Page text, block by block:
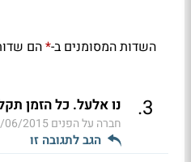
השדות המסומנים ב-*הם
3
. נו אלעל. כל הזמן
חברה על הפנים2015 13:21
הגב לתגובה זו